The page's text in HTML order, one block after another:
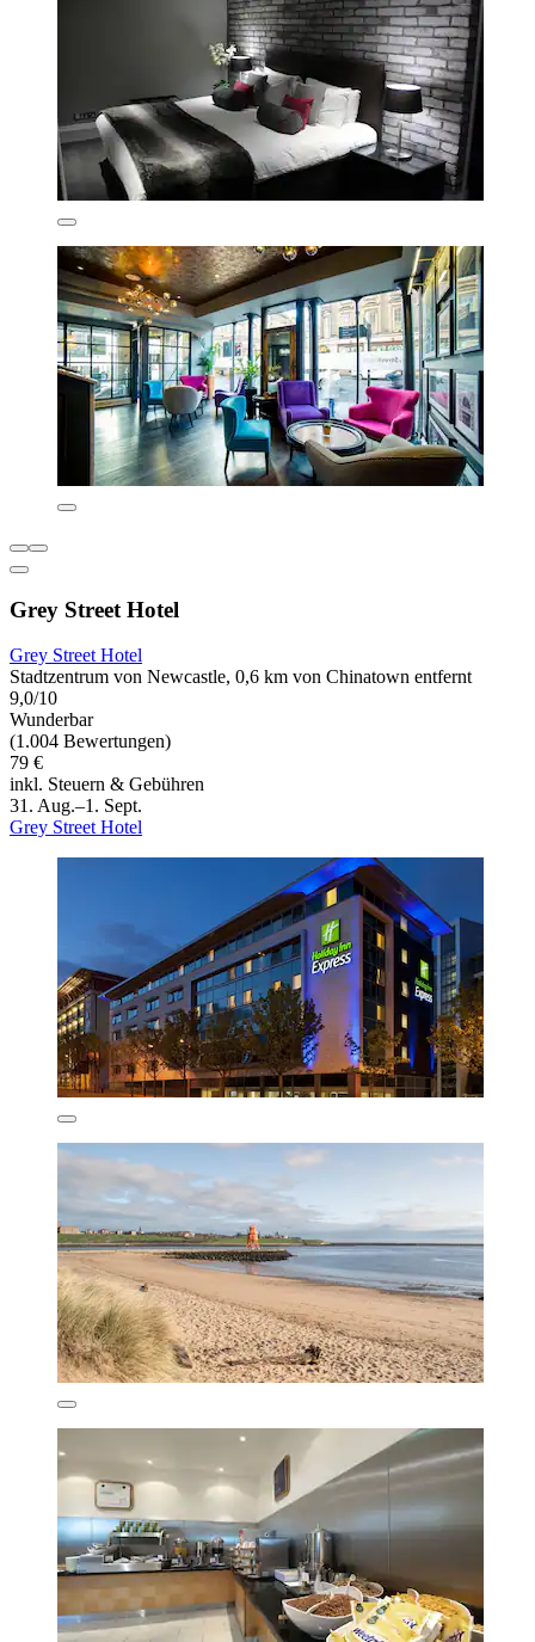
Grey Street Hotel
Grey Street Hotel
Stadtzentrum von Newcastle, 0,6 km von Chinatown entfernt
9,0/10
Wunderbar
(1.004 Bewertungen)
79 €
inkl. Steuern & Gebühren
31. Aug.–1. Sept.
Grey Street Hotel